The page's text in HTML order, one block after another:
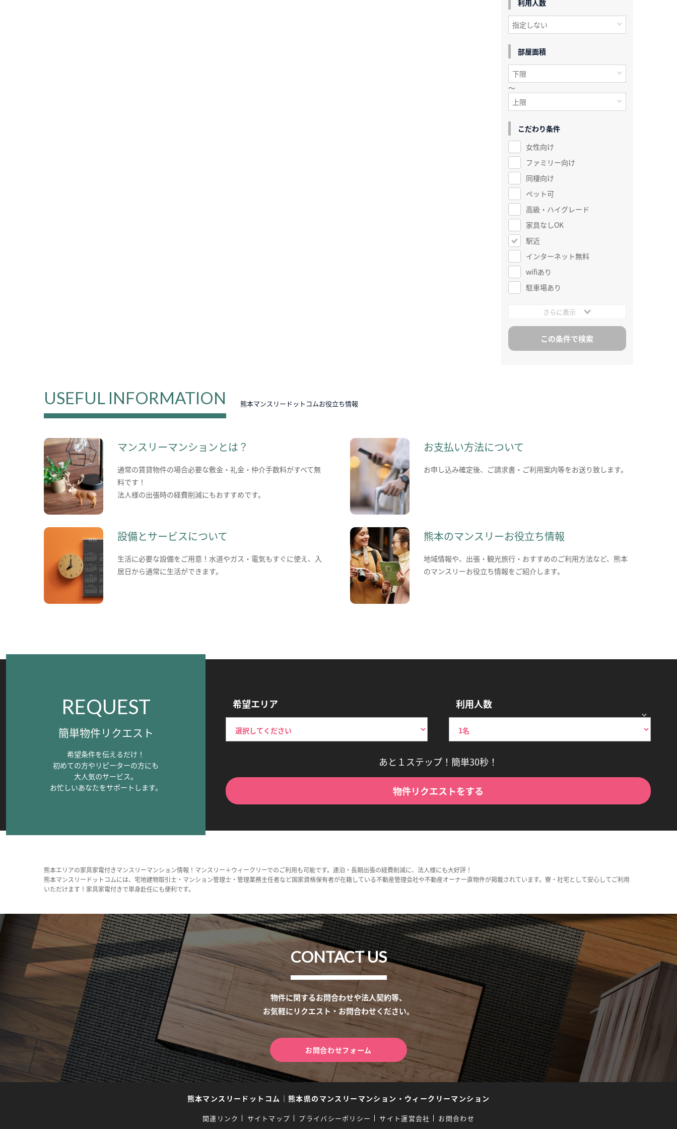
利用人数
部屋面積
～
こだわり条件
女性向け
ファミリー向け
同棲向け
ペット可
高級・ハイグレード
家具なしOK
駅近
インターネット無料
wifiあり
駐車場あり
さらに表示
USEFUL INFORMATION 熊本マンスリードットコムお役立ち情報
マンスリーマンションとは？
通常の賃貸物件の場合必要な敷金・礼金・仲介手数料がすべて無
料です！
法人様の出張時の経費削減にもおすすめです。
お支払い方法について
お申し込み確定後、ご請求書・ご利用案内等をお送り致します。
設備とサービスについて
生活に必要な設備をご用意！水道やガス・電気もすぐに使え、入
居日から通常に生活ができます。
熊本のマンスリーお役立ち情報
地域情報や、出張・観光旅行・おすすめのご利用方法など、熊本
のマンスリーお役立ち情報をご紹介します。
REQUEST
簡単物件リクエスト
希望条件を伝えるだけ！
初めての方やリピーターの方にも
大人気のサービス。
お忙しいあなたをサポートします。
希望エリア 利用人数
あと１ステップ！簡単30秒！
物件リクエストをする
熊本エリアの家具家電付きマンスリーマンション情報！マンスリー＋ウィークリーでのご利用も可能です。連泊・長期出張の経費削減に、法人様にも大好評！
熊本マンスリードットコムには、宅地建物取引士・マンション管理士・管理業務主任者など国家資格保有者が在籍している不動産管理会社や不動産オーナー直物件が掲載されています。寮・社宅として安心してご利用
いただけます！家具家電付きで単身赴任にも便利です。
CONTACT US
物件に関するお問合わせや法人契約等、
お気軽にリクエスト・お問合わせください。
お問合わせフォーム
熊本マンスリードットコム ｜ 熊本県のマンスリーマンション・ウィークリーマンション
関連リンク サイトマップ プライバシーポリシー サイト運営会社 お問合わせ